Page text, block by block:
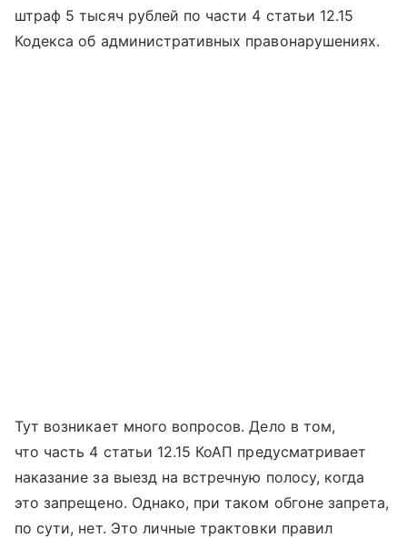
штраф 5 тысяч рублей по части 4 статьи 12.15
Кодекса об административных правонарушениях.
Тут возникает много вопросов. Дело в том,
что часть 4 статьи 12.15 КоАП предусматривает
наказание за выезд на встречную полосу, когда
это запрещено. Однако, при таком обгоне запрета,
по сути, нет. Это личные трактовки правил